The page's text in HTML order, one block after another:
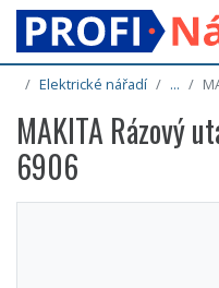
Elektrické nářadí ...
MAKITA Rázový
6906